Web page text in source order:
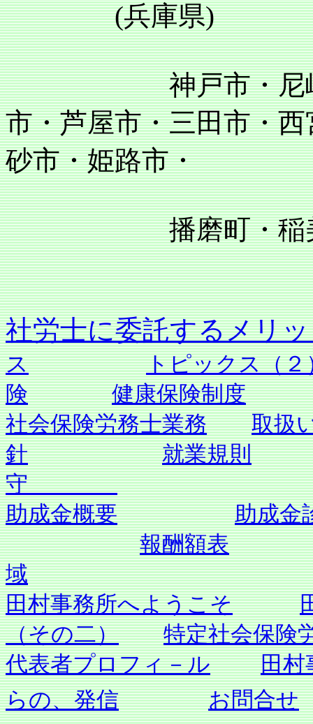
(兵庫県)
神戸市・尼崎市・
市・芦屋市・三田市・
砂市・姫路市・
播磨町・稲美町
社労士に委託す
ス
トピックス（２
険
健康保険制度
社会保険労務士業務
取扱
針
就業規則
守
助成金概要
助成金
報酬額表
域
田村事務所へようこそ
（その二）
特定社会保険
代表者プロフィ－ル
田
らの、発信
お問合せ